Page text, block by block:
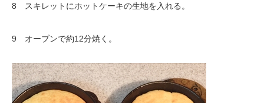
8 スキレットにホットケーキの生地を入れる。
9 オーブンで約12分焼く。